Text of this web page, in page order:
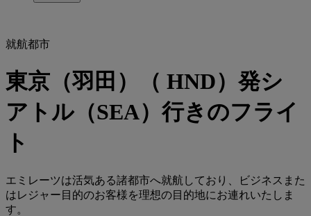
就航都市
東京（羽田）（ HND）発シ
アトル（SEA）行きのフライ
ト
エミレーツは活気ある諸都市へ就航しており、ビジネスまた
はレジャー目的のお客様を理想の目的地にお連れいたしま
す。